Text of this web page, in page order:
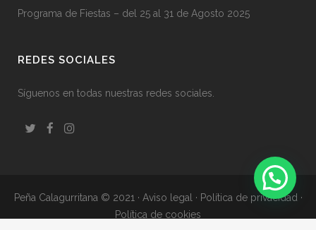
Programa de Fiestas – del 25 al 31 de Agosto 2025
REDES SOCIALES
Síguenos en todas nuestras redes sociales.
Peña Calagurritana © 2021 · Aviso legal · Política de privacidad ·
Política de cookies